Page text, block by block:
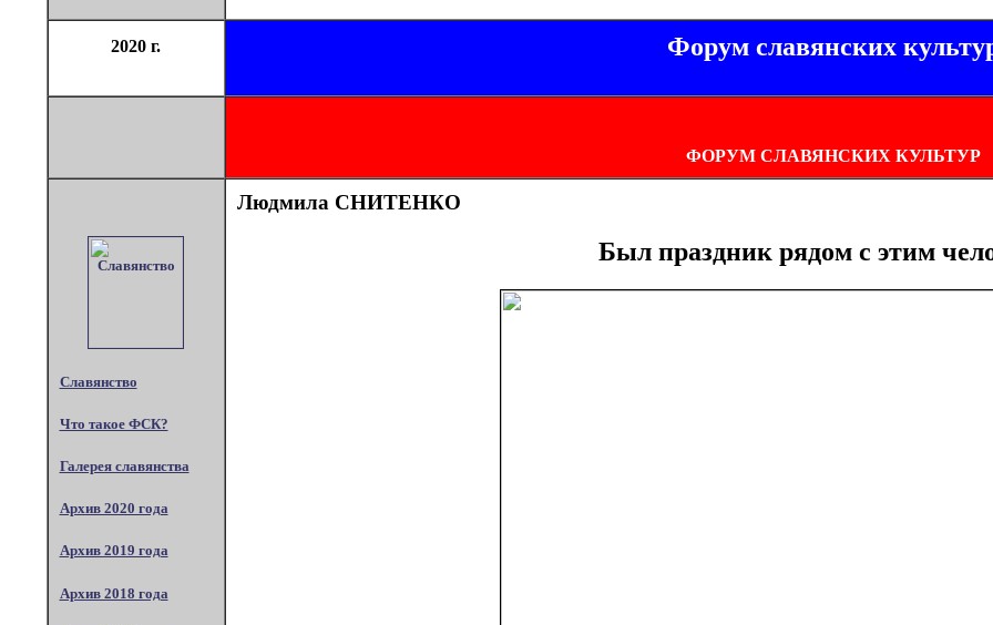
2020 г. Форум славянских
ФОРУМ СЛАВЯНСКИХ КУЛЬТУР
Славянство
Что такое ФСК?
Галерея славянства
Архив 2020 года
Архив 2019 года
Архив 2018 года
Людмила СНИТЕНКО
Был праздник рядом с этим